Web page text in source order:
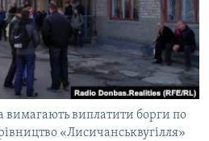
вимагають виплатити борги по
«Лисичанськвугілля»